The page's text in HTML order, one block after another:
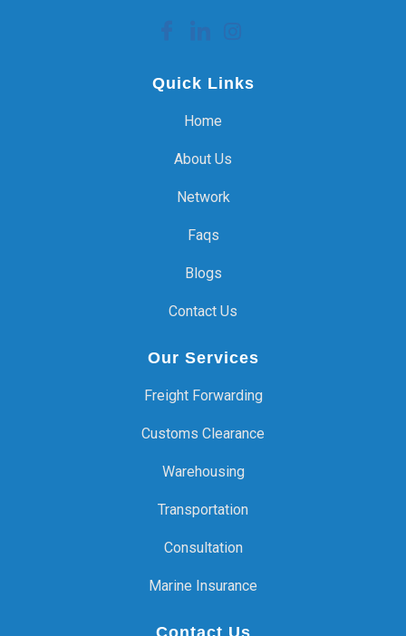
Quick Links
Home
About Us
Network
Faqs
Blogs
Contact Us
Our Services
Freight Forwarding
Customs Clearance
Warehousing
Transportation
Consultation
Marine Insurance
Contact Us